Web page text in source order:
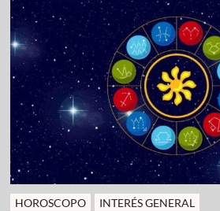
HOROSCOPO INTERÉS GENERAL